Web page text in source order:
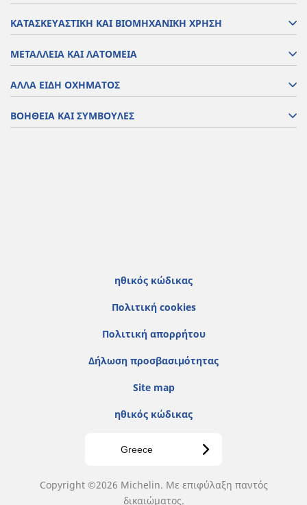
ΚΑΤΑΣΚΕΥΑΣΤΙΚΗ ΚΑΙ ΒΙΟΜΗΧΑΝΙΚΗ ΧΡΗΣΗ
ΜΕΤΑΛΛΕΙΑ ΚΑΙ ΛΑΤΟΜΕΙΑ
ΑΛΛΑ ΕΙΔΗ ΟΧΗΜΑΤΟΣ
ΒΟΗΘΕΙΑ ΚΑΙ ΣΥΜΒΟΥΛΕΣ
ηθικός κώδικας
Πολιτική cookies
Πολιτική απορρήτου
Δήλωση προσβασιμότητας
Site map
ηθικός κώδικας
Greece
Copyright ©2026 Michelin. Με επιφύλαξη παντός
δικαιώματος.